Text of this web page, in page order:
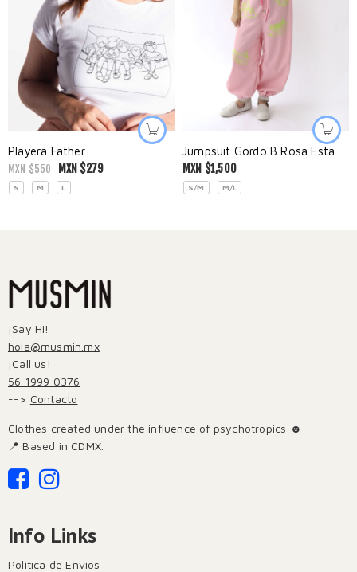
Playera Father
MXN $550 MXN $279
S M L
MXN $1,500
S/M M/L
¡Say Hi!
hola@musmin.mx
¡Call us!
56 1999 0376
--> Contacto
Clothes created under the influence of psychotropics ☻
📍 Based in CDMX.
Info Links
Política de Envíos